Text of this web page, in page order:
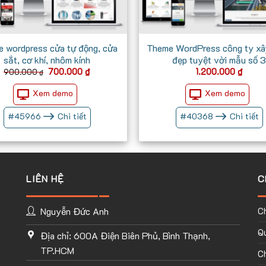
CỦA BẠN
thể tự tay thiết kế website
cần hình dung ra ý tưởng
việc còn lại.
Products, Buttons….
website theo phong cách
hồ tùy chỉnh mọi thứ với
2 tính năng tuyệt vời
wordpress cửa tự động, cửa
sắt, cơ khí, nhôm kính
900.000₫ Giá
là:
900.000 ₫.
700.000 ₫Giá
hiện
Xem demo
#45966 Chi tiết
Theme WordPress công ty
đẹp tuyệt vời mẫu số 3
1.200.000 ₫
Xem demo
#40368 Chi tiết
LIÊN HỆ
Nguyễn Đức Anh
Địa chỉ: 600A Điện Biên Phủ, Bình Thạnh,
TP.HCM